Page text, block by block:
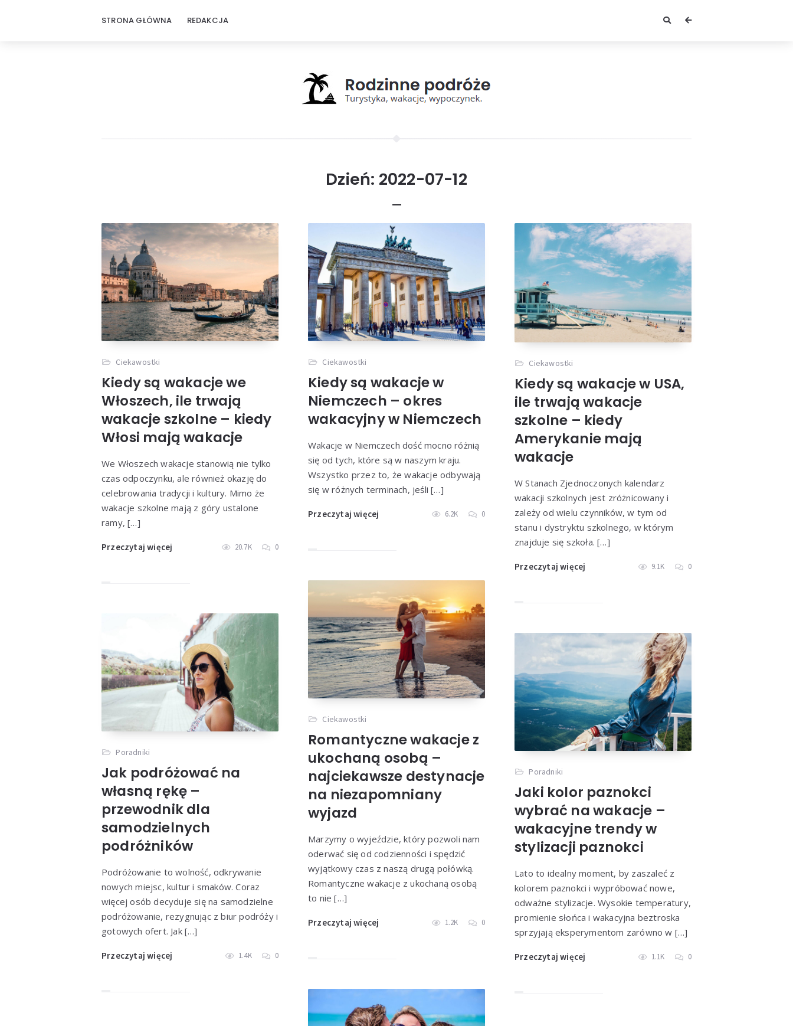
STRONA GŁÓWNA REDAKCJA
Dzień: 2022-07-12
Ciekawostki
Kiedy są wakacje we
Włoszech, ile trwają
wakacje szkolne – kiedy
Włosi mają wakacje
We Włoszech wakacje stanowią nie tylko
czas odpoczynku, ale również okazję do
celebrowania tradycji i kultury. Mimo że
wakacje szkolne mają z góry ustalone
ramy, […]
Przeczytaj więcej 20.7K 0
Ciekawostki
Kiedy są wakacje w
Niemczech – okres
wakacyjny w Niemczech
Wakacje w Niemczech dość mocno różnią
się od tych, które są w naszym kraju.
Wszystko przez to, że wakacje odbywają
się w różnych terminach, jeśli […]
Przeczytaj więcej 6.2K 0
Ciekawostki
Kiedy są wakacje w USA,
ile trwają wakacje
szkolne – kiedy
Amerykanie mają
wakacje
W Stanach Zjednoczonych kalendarz
wakacji szkolnych jest zróżnicowany i
zależy od wielu czynników, w tym od
stanu i dystryktu szkolnego, w którym
znajduje się szkoła. […]
Przeczytaj więcej 9.1K 0
Ciekawostki
Romantyczne wakacje z
ukochaną osobą –
najciekawsze destynacje
na niezapomniany
wyjazd
Marzymy o wyjeździe, który pozwoli nam
oderwać się od codzienności i spędzić
wyjątkowy czas z naszą drugą połówką.
Romantyczne wakacje z ukochaną osobą
to nie […]
Przeczytaj więcej 1.2K 0
Poradniki
Jak podróżować na
własną rękę –
przewodnik dla
samodzielnych
podróżników
Podróżowanie to wolność, odkrywanie
nowych miejsc, kultur i smaków. Coraz
więcej osób decyduje się na samodzielne
podróżowanie, rezygnując z biur podróży i
gotowych ofert. Jak […]
Przeczytaj więcej 1.4K 0
Poradniki
Jaki kolor paznokci
wybrać na wakacje –
wakacyjne trendy w
stylizacji paznokci
Lato to idealny moment, by zaszaleć z
kolorem paznokci i wypróbować nowe,
odważne stylizacje. Wysokie temperatury,
promienie słońca i wakacyjna beztroska
sprzyjają eksperymentom zarówno w […]
Przeczytaj więcej 1.1K 0